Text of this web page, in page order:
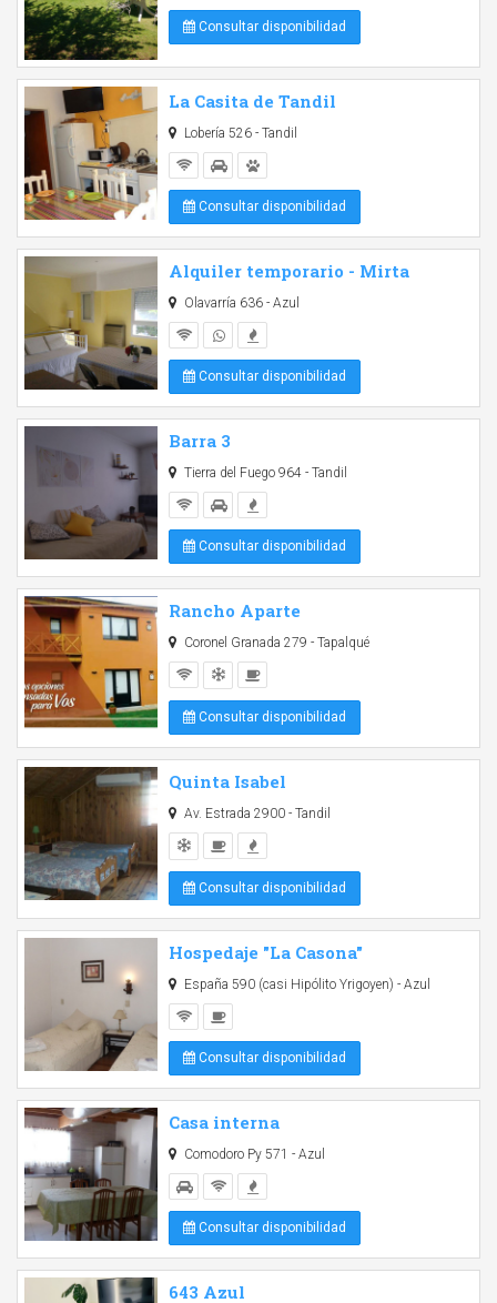
Consultar disponibilidad
La Casita de Tandil
Lobería 526 - Tandil
Consultar disponibilidad
Alquiler temporario - Mirta
Olavarría 636 - Azul
Consultar disponibilidad
Barra 3
Tierra del Fuego 964 - Tandil
Consultar disponibilidad
Rancho Aparte
Coronel Granada 279 - Tapalqué
Consultar disponibilidad
Quinta Isabel
Av. Estrada 2900 - Tandil
Consultar disponibilidad
Hospedaje "La Casona"
España 590 (casi Hipólito Yrigoyen) - Azul
Consultar disponibilidad
Casa interna
Comodoro Py 571 - Azul
Consultar disponibilidad
643 Azul